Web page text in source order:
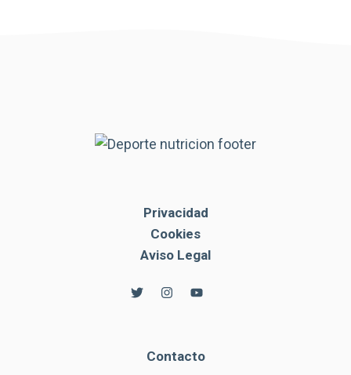
Privacidad
Cookies
Aviso Legal
Contacto